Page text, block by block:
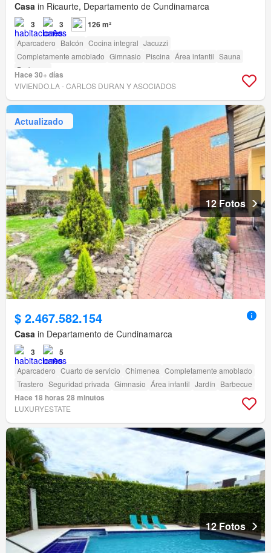
Casa in Ricaurte, Departamento de Cundinamarca
3 3 126 m²
Aparcadero Balcón Cocina integral Jacuzzi
Completamente amoblado Gimnasio Piscina Área infantil Sauna
Barbecue
Hace 30+ días
VIVIENDO.LA - CARLOS DURAN Y ASOCIADOS
Actualizado
12 Fotos
$ 2.467.582.154
Casa in Departamento de Cundinamarca
3 5
Aparcadero Cuarto de servicio Chimenea Completamente amoblado
Trastero Seguridad privada Gimnasio Área infantil Jardín Barbecue
Hace 18 horas 28 minutos
LUXURYESTATE
12 Fotos